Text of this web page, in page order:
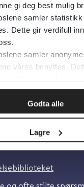
gi deg best mulig
samler
Dette gir verdifull
samler
våres benyttes.
vi kan forbedre oss.
Godta alle
Lagre
informasjonskapsler
English